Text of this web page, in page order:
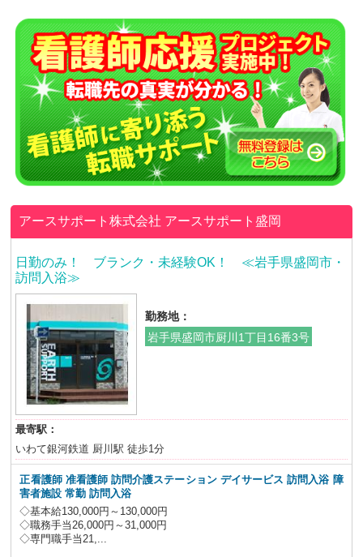
アースサポート株式会社 アースサポート盛岡
日勤のみ！ ブランク・未経験OK！ ≪岩手県盛岡市・
訪問入浴≫
勤務地：
岩手県盛岡市厨川1丁目16番3号
最寄駅：
いわて銀河鉄道 厨川駅 徒歩1分
正看護師 准看護師 訪問介護ステーション デイサービス 訪問入浴 障
害者施設常勤 訪問入浴
◇基本給130,000円～130,000円
◇職務手当26,000円～31,000円
◇専門職手当21,...